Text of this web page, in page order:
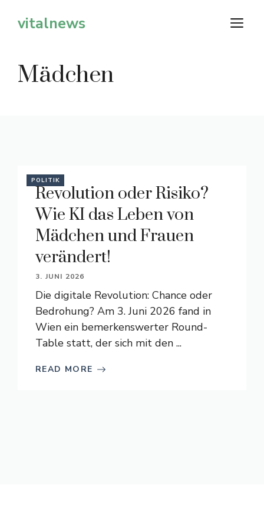
Inhaltvitalnews
Mädchen
POLITIK
Revolution oder Risiko?
Wie KI das Leben von
Mädchen und Frauen
verändert!
3. JUNI 2026
Die digitale Revolution: Chance oder
Bedrohung? Am 3. Juni 2026 fand in
Wien ein bemerkenswerter Round-
Table statt, der sich mit den ...
READ MORE